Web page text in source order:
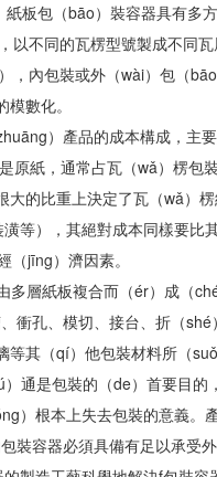
板包（bāo）裝容器具有多
以不同的瓦楞型號製成不同
，內包裝或外（wài）包（
數化。
）產品的成本構成，主
原紙，通常占瓦（wǎ）楞
的比重上決定了瓦（wǎ）
等），其絕對成本同樣要
（jīng）濟因素。
層紙板複合而（ér）成（
衝孔、模切、接台、折（
其（qí）他包裝材料所（suǒ
通是包裝的（de）首要目
）根本上失去包裝的意義
裝容器必須具備有足以承